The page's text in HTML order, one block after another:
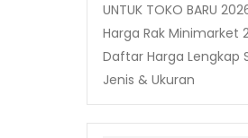
UNTUK TOKO BARU
Harga Rak Minimarket
Daftar Harga Lengkap
Jenis & Ukuran